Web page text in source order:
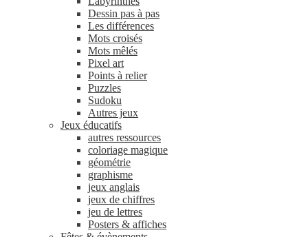
Dessin pas à pas
Les différences
Mots croisés
Mots mêlés
Pixel art
Points à relier
Puzzles
Sudoku
Autres jeux
Jeux éducatifs
autres ressources
coloriage magique
géométrie
graphisme
jeux anglais
jeux de chiffres
jeu de lettres
Posters & affiches